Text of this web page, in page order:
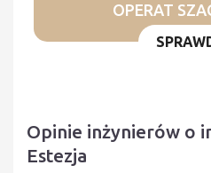
OPERAT
Opinie inżynierów o
Estezja